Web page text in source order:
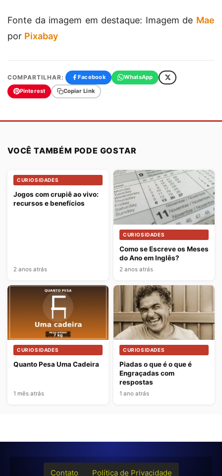
Fonte da imagem em destaque: Imagem de Mae
por Pixabay
COMPARTILHAR: Facebook
WhatsApp
Pinterest
Copiar Link
VOCÊ TAMBÉM PODE GOSTAR
CURIOSIDADES
Jogos com crupiê ao vivo:
recursos e benefícios
2 anos atrás
CURIOSIDADES
Como se Escreve os Meses
do Ano em Inglês?
2 anos atrás
CURIOSIDADES
Quanto Pesa Uma Cadeira
1 mês atrás
CURIOSIDADES
Piadas o que é o que é
Engraçadas com
respostas
1 ano atrás
Contato Política de Privacidade